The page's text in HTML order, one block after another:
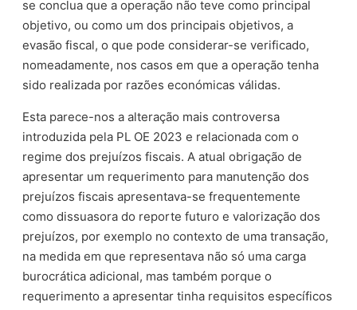
se conclua que a operação não teve como principal
objetivo, ou como um dos principais objetivos, a
evasão fiscal, o que pode considerar-se verificado,
nomeadamente, nos casos em que a operação tenha
sido realizada por razões económicas válidas.
Esta parece-nos a alteração mais controversa
introduzida pela PL OE 2023 e relacionada com o
regime dos prejuízos fiscais. A atual obrigação de
apresentar um requerimento para manutenção dos
prejuízos fiscais apresentava-se frequentemente
como dissuasora do reporte futuro e valorização dos
prejuízos, por exemplo no contexto de uma transação,
na medida em que representava não só uma carga
burocrática adicional, mas também porque o
requerimento a apresentar tinha requisitos específicos